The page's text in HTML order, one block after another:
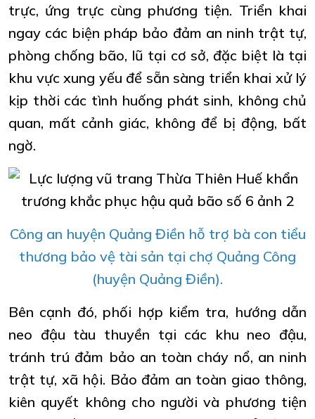
trực, ứng trực cùng phương tiện. Triển khai
ngay các biện pháp bảo đảm an ninh trật tự,
phòng chống bão, lũ tại cơ sở, đặc biệt là tại
khu vực xung yếu để sẵn sàng triển khai xử lý
kịp thời các tình huống phát sinh, không chủ
quan, mất cảnh giác, không để bị động, bất
ngờ.
Công an huyện Quảng Điền hỗ trợ bà con tiểu
thương bảo vệ tài sản tại chợ Quảng Công
(huyện Quảng Điền).
Bên cạnh đó, phối hợp kiểm tra, hướng dẫn
neo đậu tàu thuyền tại các khu neo đậu,
tránh trú đảm bảo an toàn cháy nổ, an ninh
trật tự, xã hội. Bảo đảm an toàn giao thông,
kiên quyết không cho người và phương tiện